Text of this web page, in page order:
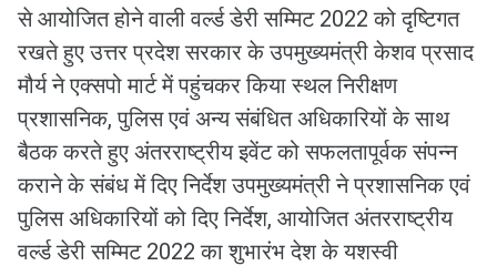
से आयोजित होने वाली वर्ल्ड डेरी सम्मिट 2022 को दृष्टिगत
रखते हुए उत्तर प्रदेश सरकार के उपमुख्यमंत्री केशव प्रसाद
मौर्य ने एक्सपो मार्ट में पहुंचकर किया स्थल निरीक्षण
प्रशासनिक, पुलिस एवं अन्य संबंधित अधिकारियों के साथ
बैठक करते हुए अंतरराष्ट्रीय इवेंट को सफलतापूर्वक संपन्न
कराने के संबंध में दिए निर्देश उपमुख्यमंत्री ने प्रशासनिक एवं
पुलिस अधिकारियों को दिए निर्देश, आयोजित अंतरराष्ट्रीय
वर्ल्ड डेरी सम्मिट 2022 का शुभारंभ देश के यशस्वी